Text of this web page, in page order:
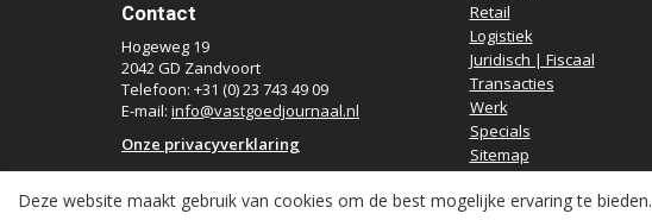
Contact
Hogeweg 19
2042 GD Zandvoort
Telefoon: +31 (0) 23 743 49 09
E-mail: info@vastgoedjournaal.nl
Onze privacyverklaring
Retail
Logistiek
Juridisch | Fiscaal
Transacties
Werk
Specials
Sitemap
Deze website maakt gebruik van cookies om de best mogelijke ervaring te bieden.